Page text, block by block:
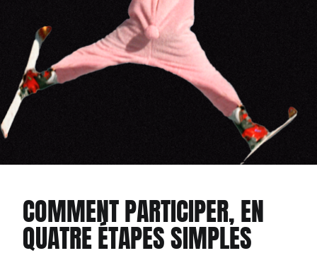
COMMENT PARTICIPER, EN
QUATRE ÉTAPES SIMPLES